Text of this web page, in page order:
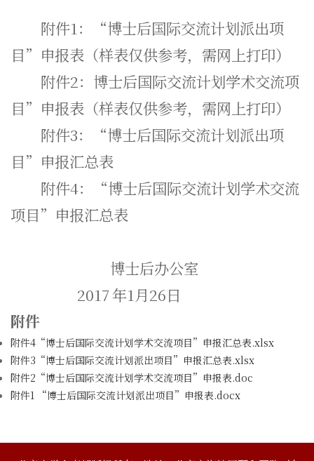
附件1：“博士后国际交流计划派出项
目”申报表（样表仅供参考，需网上打印）
附件2：博士后国际交流计划学术交流项
目”申报表（样表仅供参考，需网上打印）
附件3：“博士后国际交流计划派出项
目”申报汇总表
附件4：“博士后国际交流计划学术交流
项目”申报汇总表
博士后办公室
2017年1月26日
附件
附件4“博士后国际交流计划学术交流项目”申报汇总表.xlsx
附件3“博士后国际交流计划派出项目”申报汇总表.xlsx
附件2“博士后国际交流计划学术交流项目”申报表.doc
附件1 “博士后国际交流计划派出项目”申报表.docx